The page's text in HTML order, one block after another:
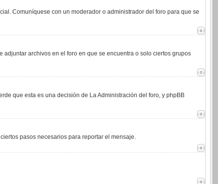
Comuníquese con un moderador o administrador del foro para que se
archivos en el foro en que se encuentra o solo ciertos grupos
que esta es una decisión de La Administración del foro, y phpBB
pasos necesarios para reportar el mensaje.